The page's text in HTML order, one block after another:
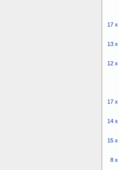
17 x
13 x
12 x
17 x
14 x
15 x
8 x